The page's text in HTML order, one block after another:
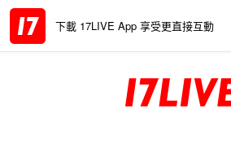
下載 17LIVE App 享受更直接互動